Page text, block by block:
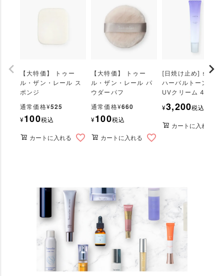
【大特価】 トゥー
ル・ザン・レール ス
ポンジ
通常価格¥525
¥100税込
カートに入れる
【大特価】 トゥー
ル・ザン・レール パ
ウダーパフ
通常価格¥660
¥100税込
カートに入れる
[日焼け止め] smi-le
ハーバルトーンアッ
UVクリーム 45g
¥3,200税込
カートに入れる